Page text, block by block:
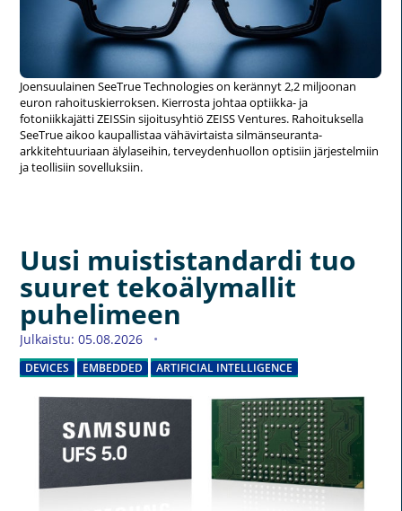
Joensuulainen SeeTrue Technologies on kerännyt 2,2 miljoonan
euron rahoituskierroksen. Kierrosta johtaa optiikka- ja
fotoniikkajätti ZEISSin sijoitusyhtiö ZEISS Ventures. Rahoituksella
SeeTrue aikoo kaupallistaa vähävirtaista silmänseuranta-
arkkitehtuuriaan älylaseihin, terveydenhuollon optisiin järjestelmiin
ja teollisiin sovelluksiin.
Uusi muististandardi tuo
suuret tekoälymallit
puhelimeen
Julkaistu: 05.08.2026
DEVICES EMBEDDED ARTIFICIAL INTELLIGENCE